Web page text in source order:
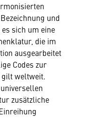
und
sich um eine
die im
ausgearbeitet
Codes zur
gilt weltweit.
zusätzliche